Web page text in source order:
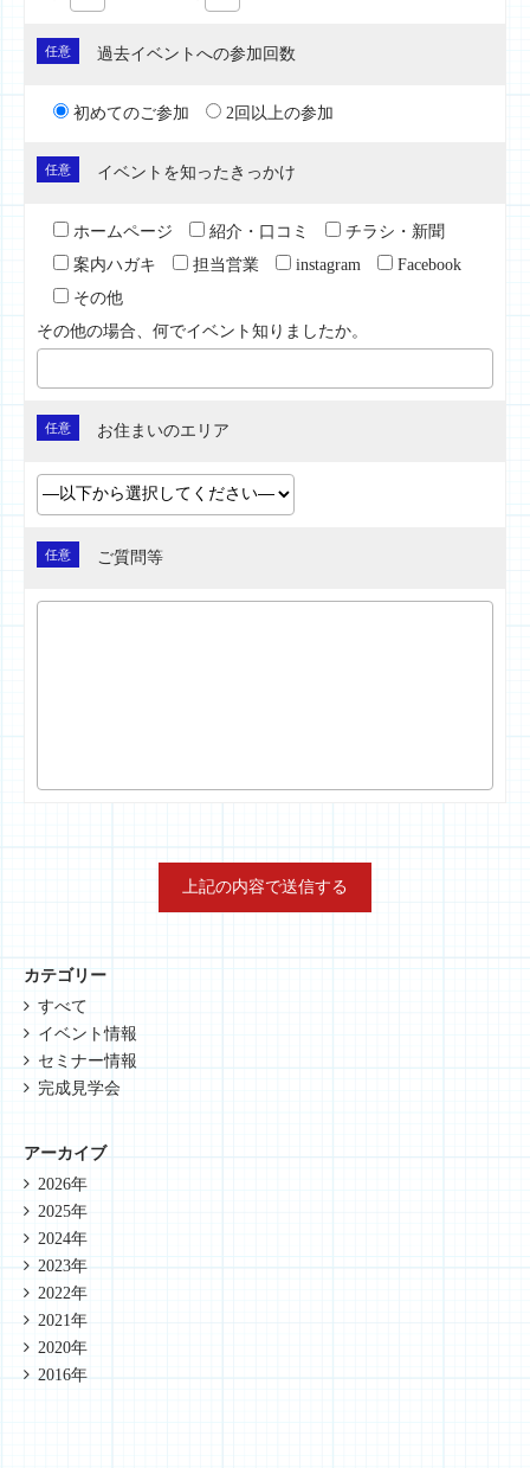
任意 過去イベントへの参加回数
初めてのご参加 2回以上の参加
任意 イベントを知ったきっかけ
ホームページ 紹介・口コミ
チラシ・新聞
案内ハガキ
担当営業 instagram
Facebook
その他
その他の場合、何でイベント知りましたか。
任意 お住まいのエリア
任意 ご質問等
カテゴリー
すべて
イベント情報
セミナー情報
完成見学会
アーカイブ
2026年
2025年
2024年
2023年
2022年
2021年
2020年
2016年